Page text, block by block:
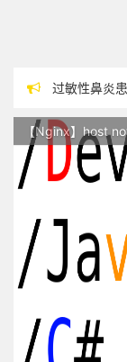
过敏性鼻炎
站点随时调
反对日本核
【Nginx】host